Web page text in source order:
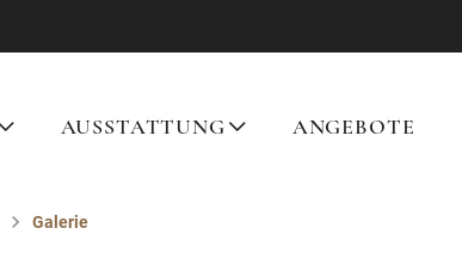
AUSSTATTUNG ANGEBOTE
Galerie